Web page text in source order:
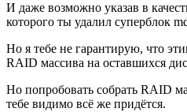
И даже возможно указав в
которого ты удалил суперблок
Но я тебе не гарантирую, что
RAID массива на оставшихся
Но попробовать собрать RAID
тебе видимо всё же придётся.